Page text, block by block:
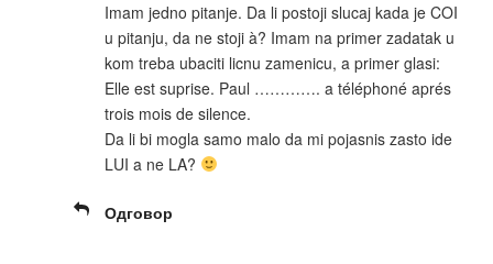
Imam jedno pitanje. Da li postoji slucaj kada je COI
u pitanju, da ne stoji à? Imam na primer zadatak u
kom treba ubaciti licnu zamenicu, a primer glasi:
Elle est suprise. Paul …………. a téléphoné aprés
trois mois de silence.
Da li bi mogla samo malo da mi pojasnis zasto ide
LUI a ne LA?
Одговор